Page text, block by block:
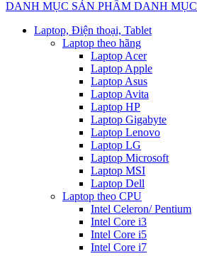
DANH MỤC SẢN PHẨM DANH MỤC
Laptop, Điện thoại, Tablet
Laptop theo hãng
Laptop Acer
Laptop Apple
Laptop Asus
Laptop Avita
Laptop HP
Laptop Gigabyte
Laptop Lenovo
Laptop LG
Laptop Microsoft
Laptop MSI
Laptop Dell
Laptop theo CPU
Intel Celeron/ Pentium
Intel Core i3
Intel Core i5
Intel Core i7